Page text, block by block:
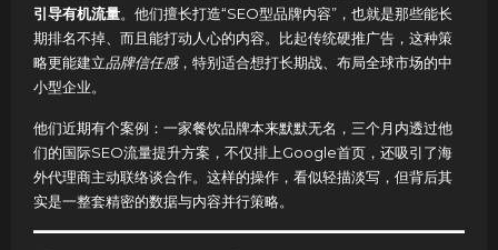
引导有机流量。他们擅长打造“SEO型品牌内容”，也就是那些能长
期排名不掉、而且能打动人心的内容。比起传统硬推广告，这种策
略更能建立品牌信任感，特别适合想打长期战、布局全球市场的中
小型企业。
他们近期有个案例：一家餐饮品牌本来默默无名，三个月内透过他
们的国际SEO流量提升方案，不仅排上Google首页，还吸引了海
外代理商主动联络谈合作。这样的操作，看似轻描淡写，但背后其
实是一整套精密的数据与内容并行策略。